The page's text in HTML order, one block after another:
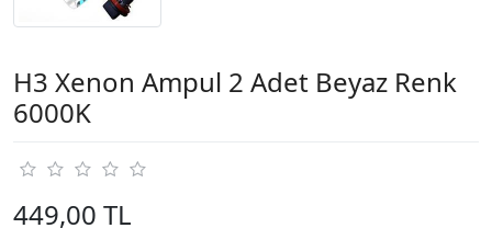
H3 Xenon Ampul 2 Adet Beyaz Renk
6000K
449,00 TL